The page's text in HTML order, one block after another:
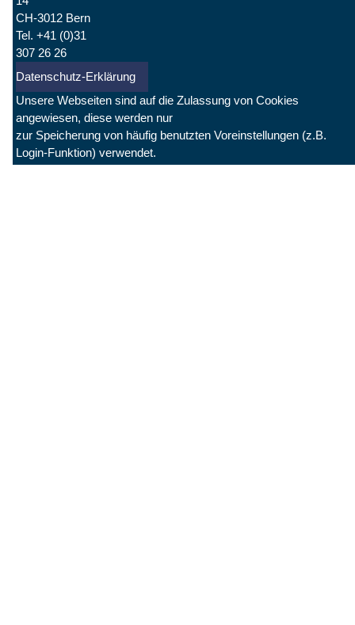
CH-3012 Bern
Tel. +41 (0)31
307 26 26
Datenschutz-Erklärung
Unsere Webseiten sind auf die Zulassung von Cookies
angewiesen, diese werden nur
zur Speicherung von häufig benutzten Voreinstellungen (z.B.
Login-Funktion) verwendet.